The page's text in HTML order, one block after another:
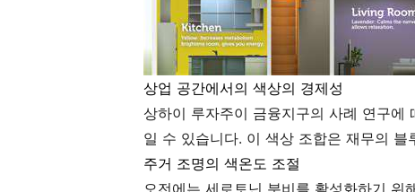
상업 공간에서의 색상의 경제성
상하이 루자주이 금융지구의 사례 연구에
일 수 있습니다. 이 색상 조합은 재무의
주거 조명의 색온도 조절
오전에는 세로토닌 분비를 활성화하기